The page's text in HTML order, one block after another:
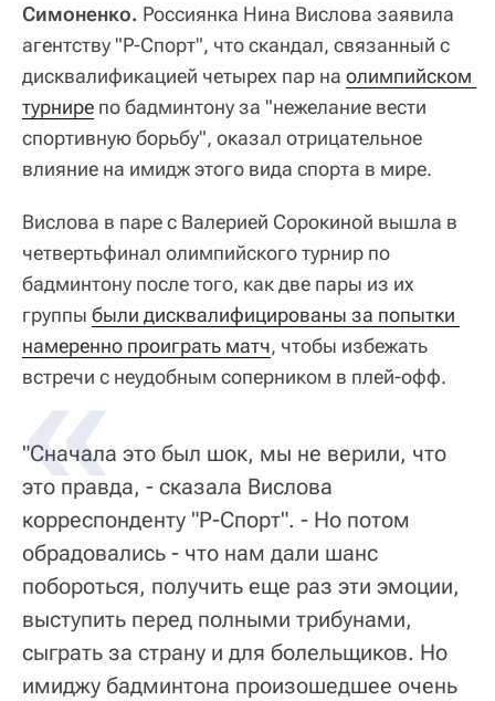
Симоненко. Россиянка Нина Вислова заявила
агентству "Р-Спорт", что скандал, связанный с
дисквалификацией четырех пар на олимпийском
турнире по бадминтону за "нежелание вести
спортивную борьбу", оказал отрицательное
влияние на имидж этого вида спорта в мире.
Вислова в паре с Валерией Сорокиной вышла в
четвертьфинал олимпийского турнир по
бадминтону после того, как две пары из их
группы были дисквалифицированы за попытки
намеренно проиграть матч, чтобы избежать
встречи с неудобным соперником в плей-офф.
"Сначала это был шок, мы не верили, что
это правда, - сказала Вислова
корреспонденту "Р-Спорт". - Но потом
обрадовались - что нам дали шанс
побороться, получить еще раз эти эмоции,
выступить перед полными трибунами,
сыграть за страну и для болельщиков. Но
имиджу бадминтона произошедшее очень